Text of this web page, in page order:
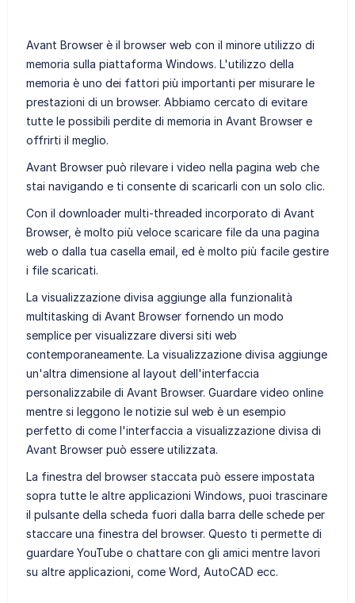
Avant Browser è il browser web con il minore utilizzo di
memoria sulla piattaforma Windows. L'utilizzo della
memoria è uno dei fattori più importanti per misurare le
prestazioni di un browser. Abbiamo cercato di evitare
tutte le possibili perdite di memoria in Avant Browser e
offrirti il meglio.
Avant Browser può rilevare i video nella pagina web che
stai navigando e ti consente di scaricarli con un solo clic.
Con il downloader multi-threaded incorporato di Avant
Browser, è molto più veloce scaricare file da una pagina
web o dalla tua casella email, ed è molto più facile gestire
i file scaricati.
La visualizzazione divisa aggiunge alla funzionalità
multitasking di Avant Browser fornendo un modo
semplice per visualizzare diversi siti web
contemporaneamente. La visualizzazione divisa aggiunge
un'altra dimensione al layout dell'interfaccia
personalizzabile di Avant Browser. Guardare video online
mentre si leggono le notizie sul web è un esempio
perfetto di come l'interfaccia a visualizzazione divisa di
Avant Browser può essere utilizzata.
La finestra del browser staccata può essere impostata
sopra tutte le altre applicazioni Windows, puoi trascinare
il pulsante della scheda fuori dalla barra delle schede per
staccare una finestra del browser. Questo ti permette di
guardare YouTube o chattare con gli amici mentre lavori
su altre applicazioni, come Word, AutoCAD ecc.